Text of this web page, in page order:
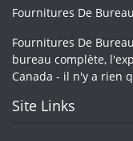
Fournitures De
Fournitures De
bureau complète,
Canada - il n'y a rien
Site Links